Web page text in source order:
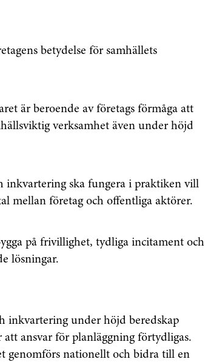
betydelse för samhällets
är beroende av företags förmåga att
verksamhet även under höjd
ska fungera i praktiken vill
mellan företag och offentliga aktörer.
på frivillighet, tydliga incitament och
lösningar.
inkvartering under höjd beredskap
ansvar för planläggning förtydligas.
genomförs nationellt och bidra till en
nyhetsbrev!
ger du samtycke till att vi
personuppgifter i enlighet med vår